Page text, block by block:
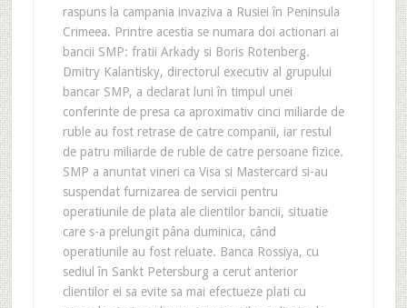
raspuns la campania invaziva a Rusiei în Peninsula
Crimeea. Printre acestia se numara doi actionari ai
bancii SMP: fratii Arkady si Boris Rotenberg.
Dmitry Kalantisky, directorul executiv al grupului
bancar SMP, a declarat luni în timpul unei
conferinte de presa ca aproximativ cinci miliarde de
ruble au fost retrase de catre companii, iar restul
de patru miliarde de ruble de catre persoane fizice.
SMP a anuntat vineri ca Visa si Mastercard si-au
suspendat furnizarea de servicii pentru
operatiunile de plata ale clientilor bancii, situatie
care s-a prelungit pâna duminica, când
operatiunile au fost reluate. Banca Rossiya, cu
sediul în Sankt Petersburg a cerut anterior
clientilor ei sa evite sa mai efectueze plati cu